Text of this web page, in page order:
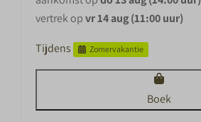
vertrek opvr 14 aug (11:00 uur)
Tijdens
Zomervakantie
Boek